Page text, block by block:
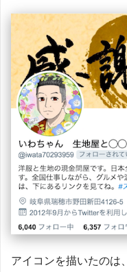
アイコンを描いたのは、